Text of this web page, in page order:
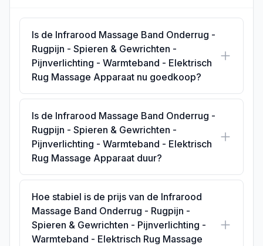
Is de Infrarood Massage Band Onderrug -
Rugpijn - Spieren & Gewrichten -
Pijnverlichting - Warmteband - Elektrisch
Rug Massage Apparaat nu goedkoop?
Is de Infrarood Massage Band Onderrug -
Rugpijn - Spieren & Gewrichten -
Pijnverlichting - Warmteband - Elektrisch
Rug Massage Apparaat duur?
Hoe stabiel is de prijs van de Infrarood
Massage Band Onderrug - Rugpijn -
Spieren & Gewrichten - Pijnverlichting -
Warmteband - Elektrisch Rug Massage